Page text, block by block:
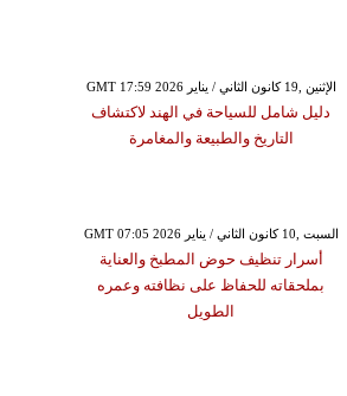
GMT 17:59 2026 الإثنين ,19 كانون الثاني / يناير
دليل شامل للسياحة في الهند لاكتشاف
التاريخ والطبيعة والمغامرة
GMT 07:05 2026 السبت ,10 كانون الثاني / يناير
أسرار تنظيف حوض المطبخ والعناية
بملحقاته للحفاظ على نظافته وعمره
الطويل